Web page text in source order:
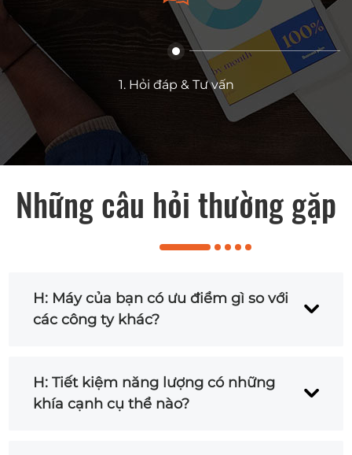
1. Hỏi đáp & Tư vấn
Những câu hỏi thường gặp
H: Máy của bạn có ưu điểm gì so với
các công ty khác?
A: Máy của chúng tôi tiết kiệm năng
lượng hơn, ổn định hơn và được thiết kế
H: Tiết kiệm năng lượng có những
khía cạnh cụ thể nào?